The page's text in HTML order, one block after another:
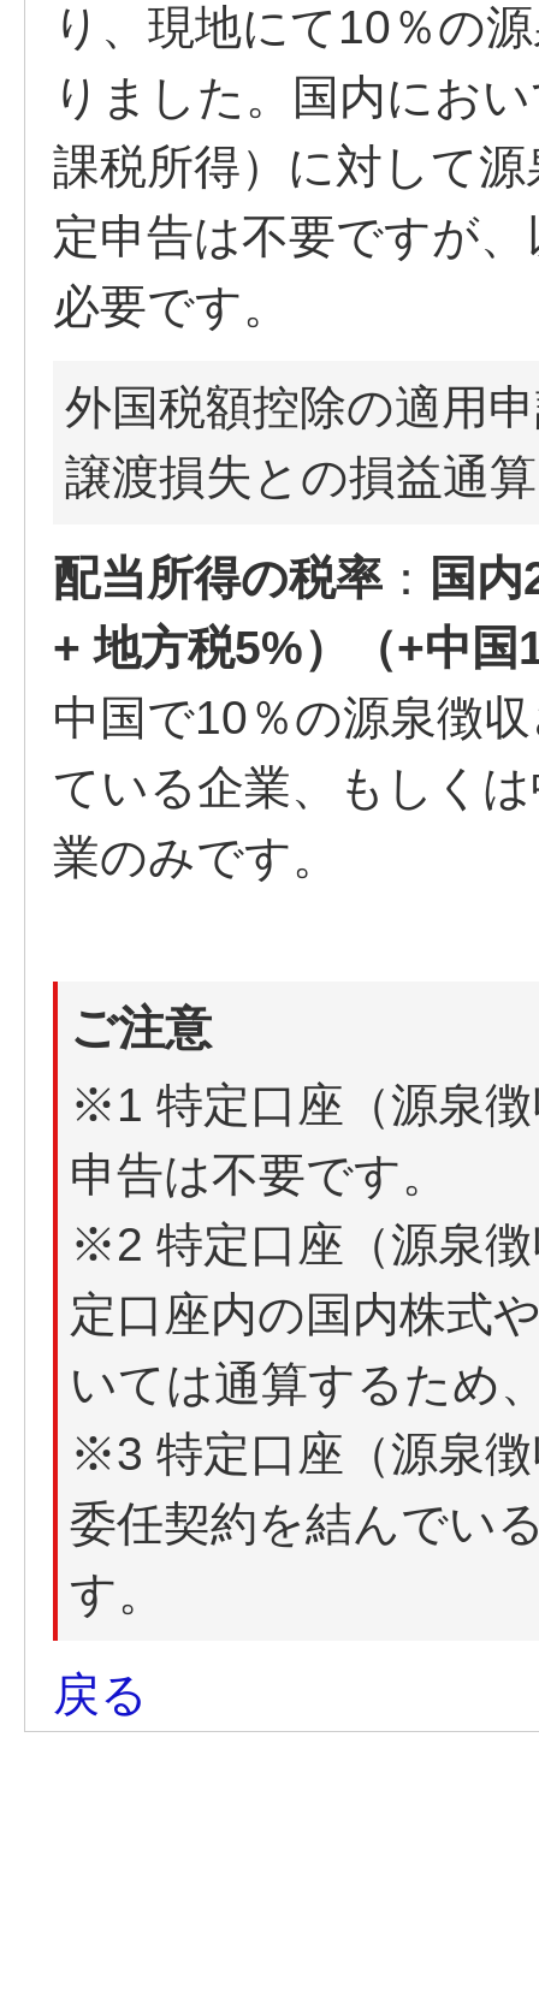
り、現地にて10％の
りました。国内にお
課税所得）に対して
定申告は不要ですが
必要です。
外国税額控除の適用
譲渡損失との損益
配当所得の税率 ： 国
+ 地方税5%）（+中国
中国で10％の源泉徴
ている企業、もしく
業のみです。
ご注意
※1 特定口座（源泉
申告は不要です。
※2 特定口座（源泉
定口座内の国内株式
いては通算するため
※3 特定口座（源泉
委任契約を結んでい
す。
戻る